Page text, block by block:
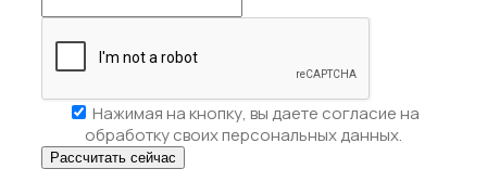
Нажимая на кнопку, вы даете согласие на
обработку своих персональных данных.